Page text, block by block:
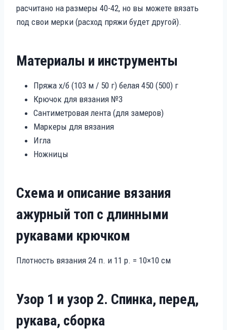
расчитано на размеры 40-42, но вы можете вязать
под свои мерки (расход пряжи будет другой).
Материалы и инструменты
Пряжа х/б (103 м / 50 г) белая 450 (500) г
Крючок для вязания №3
Сантиметровая лента (для замеров)
Маркеры для вязания
Игла
Ножницы
Схема и описание вязания
ажурный топ с длинными
рукавами крючком
Плотность вязания 24 п. и 11 р. = 10×10 см
Узор 1 и узор 2. Спинка, перед,
рукава, сборка